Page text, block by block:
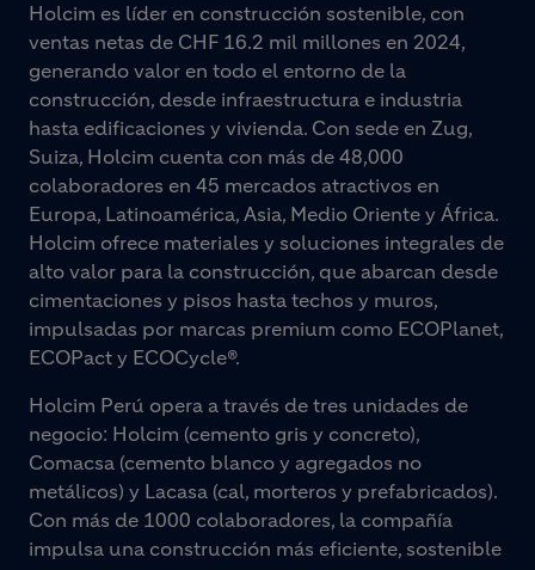
Holcim es líder en construcción sostenible, con
ventas netas de CHF 16.2 mil millones en 2024,
generando valor en todo el entorno de la
construcción, desde infraestructura e industria
hasta edificaciones y vivienda. Con sede en Zug,
Suiza, Holcim cuenta con más de 48,000
colaboradores en 45 mercados atractivos en
Europa, Latinoamérica, Asia, Medio Oriente y África.
Holcim ofrece materiales y soluciones integrales de
alto valor para la construcción, que abarcan desde
cimentaciones y pisos hasta techos y muros,
impulsadas por marcas premium como ECOPlanet,
ECOPact y ECOCycle®.
Holcim Perú opera a través de tres unidades de
negocio: Holcim (cemento gris y concreto),
Comacsa (cemento blanco y agregados no
metálicos) y Lacasa (cal, morteros y prefabricados).
Con más de 1000 colaboradores, la compañía
impulsa una construcción más eficiente, sostenible